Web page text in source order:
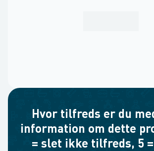
Hvor tilfreds er du
information om dette
= slet ikke tilfreds, 5